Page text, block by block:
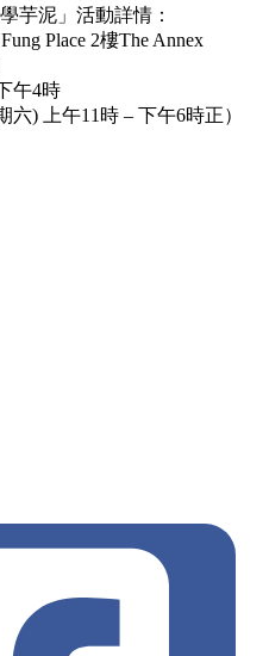
芋泥」活動詳情：
Place 2樓The Annex
午4時